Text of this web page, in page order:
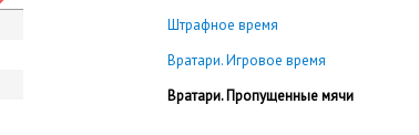
Штрафное время
Вратари. Игровое время
Вратари. Пропущенные мячи